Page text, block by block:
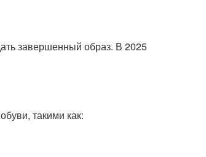
завершенный образ. В 2025
такими как: